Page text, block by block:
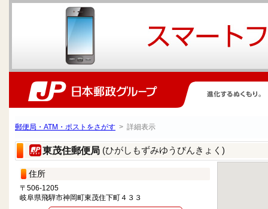
郵便局・ATM・ポストをさがす > 詳細表示
東茂住郵便局 (ひがしもずみゆうびんきょく)
住所
〒506-1205
岐阜県飛騨市神岡町東茂住下町４３３